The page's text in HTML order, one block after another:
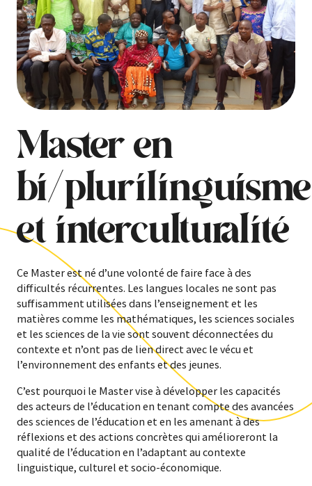
Master en
bi/plurilinguisme
et interculturalité
Ce Master est né d’une volonté de faire face à des
difficultés récurrentes. Les langues locales ne sont pas
suffisamment utilisées dans l’enseignement et les
matières comme les mathématiques, les sciences sociales
et les sciences de la vie sont souvent déconnectées du
contexte et n’ont pas de lien direct avec le vécu et
l’environnement des enfants et des jeunes.
C’est pourquoi le Master vise à développer les capacités
des acteurs de l’éducation en tenant compte des avancées
des sciences de l’éducation et en les amenant à des
réflexions et des actions concrètes qui amélioreront la
qualité de l’éducation en l’adaptant au contexte
linguistique, culturel et socio-économique.